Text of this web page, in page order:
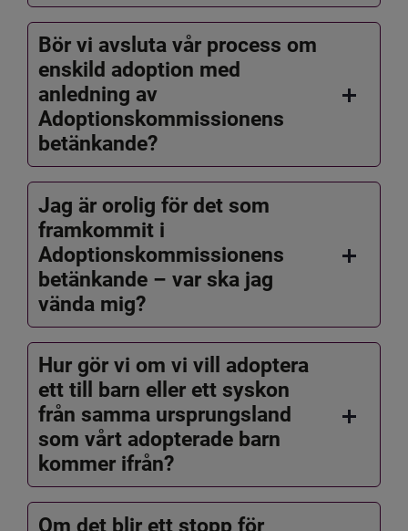
Bör vi avsluta vår process om
enskild adoption med
anledning av
Adoptionskommissionens
betänkande?
Jag är orolig för det som
framkommit i
Adoptionskommissionens
betänkande – var ska jag
vända mig?
Hur gör vi om vi vill adoptera
ett till barn eller ett syskon
från samma ursprungsland
som vårt adopterade barn
kommer ifrån?
Om det blir ett stopp för